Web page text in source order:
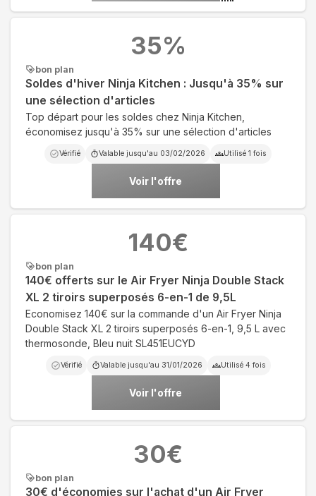
bon plan
Soldes d'hiver Ninja Kitchen : Jusqu'à 35% sur
une sélection d'articles
Top départ pour les soldes chez Ninja Kitchen,
économisez jusqu'à 35% sur une sélection d'articles
Vérifié Valable jusqu'au 03/02/2026 Utilisé 1 fois
Voir l'offre
35%
bon plan
140€ offerts sur le Air Fryer Ninja Double Stack
XL 2 tiroirs superposés 6-en-1 de 9,5L
Economisez 140€ sur la commande d'un Air Fryer Ninja
Double Stack XL 2 tiroirs superposés 6-en-1, 9,5 L avec
thermosonde, Bleu nuit SL451EUCYD
Vérifié Valable jusqu'au 31/01/2026 Utilisé 4 fois
Voir l'offre
140€
bon plan
30€ d'économies sur l'achat d'un Air Fryer
30€